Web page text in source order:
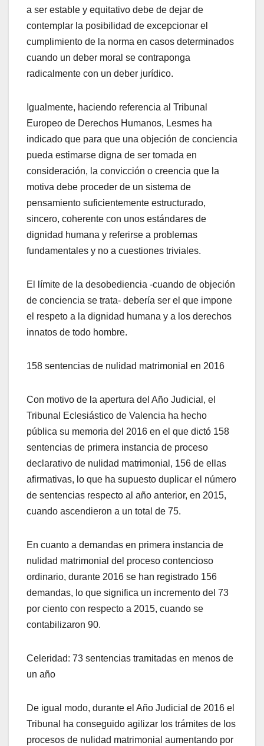
a ser estable y equitativo debe de dejar de
contemplar la posibilidad de excepcionar el
cumplimiento de la norma en casos determinados
cuando un deber moral se contraponga
radicalmente con un deber jurídico.
Igualmente, haciendo referencia al Tribunal
Europeo de Derechos Humanos, Lesmes ha
indicado que para que una objeción de conciencia
pueda estimarse digna de ser tomada en
consideración, la convicción o creencia que la
motiva debe proceder de un sistema de
pensamiento suficientemente estructurado,
sincero, coherente con unos estándares de
dignidad humana y referirse a problemas
fundamentales y no a cuestiones triviales.
El límite de la desobediencia -cuando de objeción
de conciencia se trata- debería ser el que impone
el respeto a la dignidad humana y a los derechos
innatos de todo hombre.
158 sentencias de nulidad matrimonial en 2016
Con motivo de la apertura del Año Judicial, el
Tribunal Eclesiástico de Valencia ha hecho
pública su memoria del 2016 en el que dictó 158
sentencias de primera instancia de proceso
declarativo de nulidad matrimonial, 156 de ellas
afirmativas, lo que ha supuesto duplicar el número
de sentencias respecto al año anterior, en 2015,
cuando ascendieron a un total de 75.
En cuanto a demandas en primera instancia de
nulidad matrimonial del proceso contencioso
ordinario, durante 2016 se han registrado 156
demandas, lo que significa un incremento del 73
por ciento con respecto a 2015, cuando se
contabilizaron 90.
Celeridad: 73 sentencias tramitadas en menos de
un año
De igual modo, durante el Año Judicial de 2016 el
Tribunal ha conseguido agilizar los trámites de los
procesos de nulidad matrimonial aumentando por